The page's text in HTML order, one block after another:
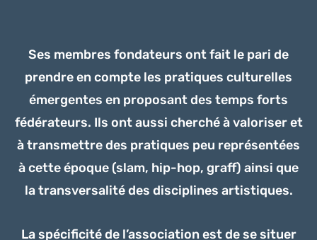
Ses membres fondateurs ont fait le pari de
prendre en compte les pratiques culturelles
émergentes en proposant des temps forts
fédérateurs. Ils ont aussi cherché à valoriser et
à transmettre des pratiques peu représentées
à cette époque (slam, hip-hop, graff) ainsi que
la transversalité des disciplines artistiques.
La spécificité de l’association est de se situer